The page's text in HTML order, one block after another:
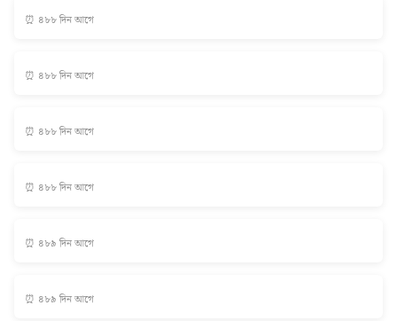
⏰ ৪৮৮ দিন আগে
⏰ ৪৮৮ দিন আগে
⏰ ৪৮৮ দিন আগে
⏰ ৪৮৮ দিন আগে
⏰ ৪৮৯ দিন আগে
⏰ ৪৮৯ দিন আগে